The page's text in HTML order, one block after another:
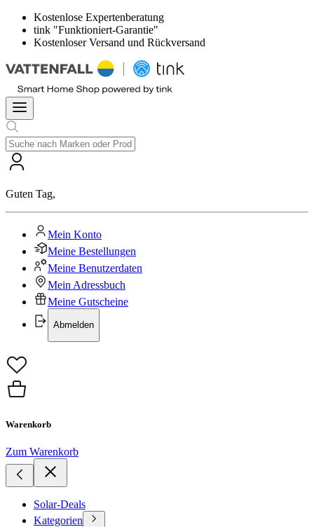
Kostenlose Expertenberatung
tink "Funktioniert-Garantie"
Kostenloser Versand und Rückversand
Guten Tag,
Mein Konto
Meine Bestellungen
Meine Benutzerdaten
Mein Adressbuch
Meine Gutscheine
Abmelden
Warenkorb
Zum Warenkorb
Solar-Deals
Kategorien